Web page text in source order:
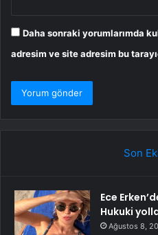
Daha sonraki yorumlarımda
adresim ve site adresim bu
Son
Ece
Hukuki
Ağustos 8,